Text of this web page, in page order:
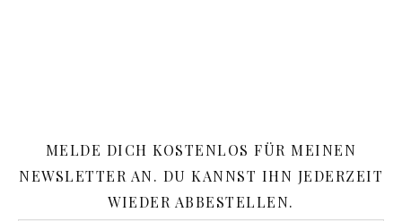
MELDE DICH KOSTENLOS FÜR MEINEN
NEWSLETTER AN. DU KANNST IHN JEDERZEIT
WIEDER ABBESTELLEN.